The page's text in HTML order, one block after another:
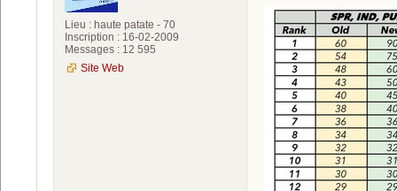
Lieu : haute patate - 70
Inscription : 16-02-2009
Messages : 12 595
Site Web